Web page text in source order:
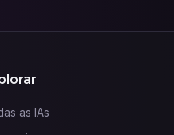
as IAs